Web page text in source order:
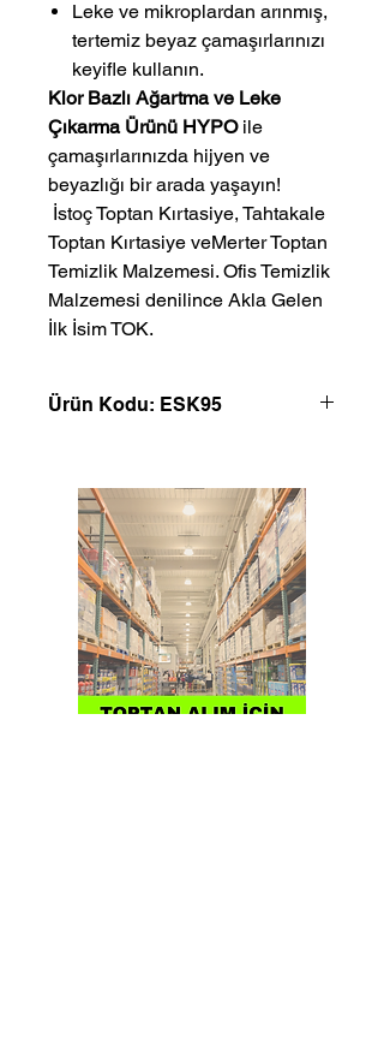
Leke ve mikroplardan arınmış,
tertemiz beyaz çamaşırlarınızı
keyifle kullanın.
Klor Bazlı Ağartma ve Leke
Çıkarma Ürünü HYPOile
çamaşırlarınızda hijyen ve
beyazlığı bir arada yaşayın!
Toptan Kırtasiye veMerter Toptan
Temizlik Malzemesi. Ofis Temizlik
Malzemesi denilince Akla Gelen
İlk İsim TOK.
Ürün Kodu: ESK95